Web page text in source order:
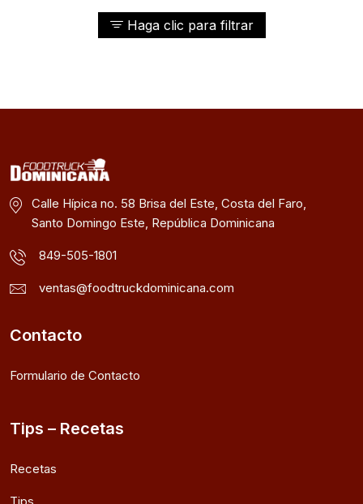
Haga clic para filtrar
Calle Hípica no. 58 Brisa del Este, Costa del Faro,
Santo Domingo Este, República Dominicana
849-505-1801
ventas@foodtruckdominicana.com
Contacto
Formulario de Contacto
Tips – Recetas
Recetas
Tips